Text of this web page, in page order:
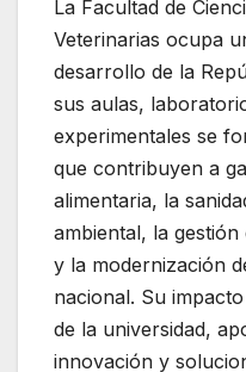
La Facultad de
Veterinarias ocupa
desarrollo de la
sus aulas,
experimentales se
que contribuyen a
alimentaria, la
ambiental, la
y la modernización
nacional. Su
de la universidad,
innovación y